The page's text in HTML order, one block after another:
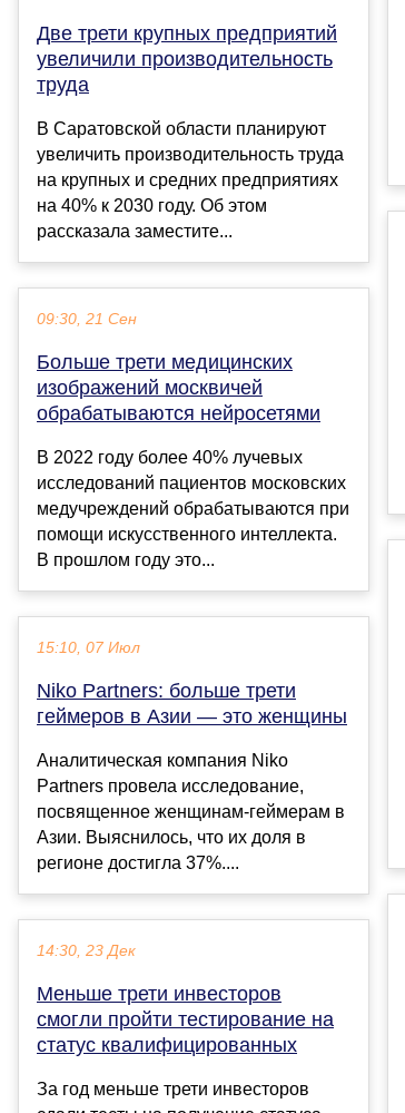
Две трети крупных предприятий
увеличили производительность
труда
В Саратовской области планируют
увеличить производительность труда
на крупных и средних предприятиях
на 40% к 2030 году. Об этом
рассказала заместите...
09:30, 21 Сен
Больше трети медицинских
изображений москвичей
обрабатываются нейросетями
В 2022 году более 40% лучевых
исследований пациентов московских
медучреждений обрабатываются при
помощи искусственного интеллекта.
В прошлом году это...
15:10, 07 Июл
Niko Partners: больше трети
геймеров в Азии — это женщины
Аналитическая компания Niko
Partners провела исследование,
посвященное женщинам-геймерам в
Азии. Выяснилось, что их доля в
регионе достигла 37%....
14:30, 23 Дек
Меньше трети инвесторов
смогли пройти тестирование на
статус квалифицированных
За год меньше трети инвесторов